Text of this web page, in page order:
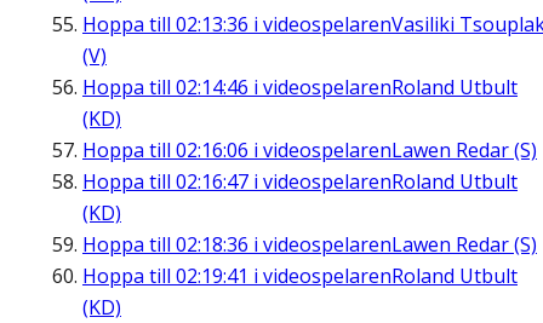
Hoppa till 02:13:36 i videospelarenVasiliki
(V)
Hoppa till 02:14:46 i videospelarenRoland Utbult
(KD)
Hoppa till 02:16:06 i videospelarenLawen Redar (S)
Hoppa till 02:16:47 i videospelarenRoland Utbult
(KD)
Hoppa till 02:18:36 i videospelarenLawen Redar (S)
Hoppa till 02:19:41 i videospelarenRoland Utbult
(KD)